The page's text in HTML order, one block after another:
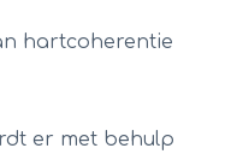
hartcoherentie
er met behulp